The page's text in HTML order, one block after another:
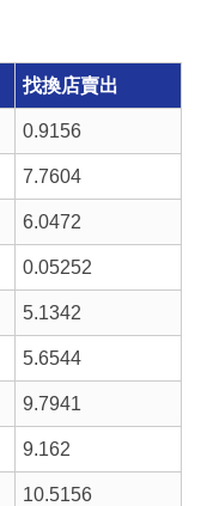
找換店賣出
0.9156
7.7604
6.0472
0.05252
5.1342
5.6544
9.7941
9.162
10.5156